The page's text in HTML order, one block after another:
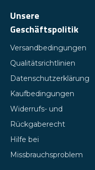
Unsere
Geschäftspolitik
Versandbedingungen
Qualitätsrichtlinien
Datenschutzerklärung
Kaufbedingungen
Widerrufs- und
Rückgaberecht
Hilfe bei
Missbrauchsproblem